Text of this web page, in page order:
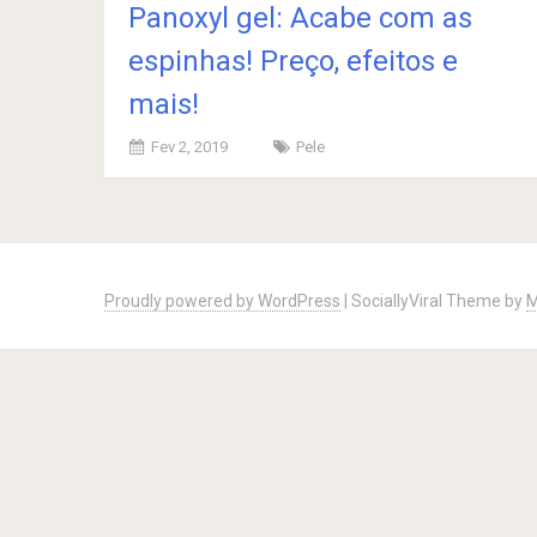
Panoxyl gel: Acabe com as
espinhas! Preço, efeitos e
mais!
Fev 2, 2019 Pele
navigation
Proudly powered by WordPress SociallyViral Theme by